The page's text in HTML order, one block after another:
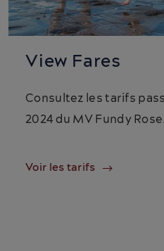
View Fares
Consultez les tarifs
2024 du MV Fundy Rose.
Voir les tarifs